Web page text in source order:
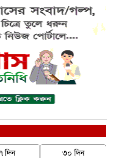
দিন ৩০ দিন